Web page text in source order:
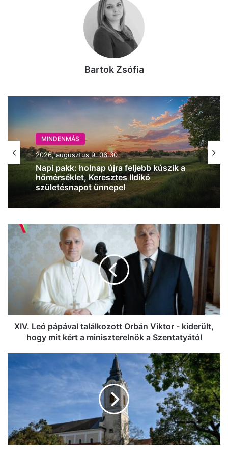
Bartok Zsófia
MINDENMÁS
2026, augusztus 9. 06:30
Napi pakk: holnap újra feljebb kúszik a
hőmérséklet, Keresztes Ildikó
születésnapot ünnepel
MINDENMÁS
2026, augusztus 8. 18:00
Vasárnap még mérsékelt marad a
meleg, 33 fok várható
XIV.
Leó
találkozott
kiderült,
hogy
mit
a
Szentatyától
XIV. Leó pápával találkozott Orbán Viktor - kiderült,
hogy mit kért a miniszterelnök a Szentatyától
pakk:
napos-
Kecskemétre,
ma
változik